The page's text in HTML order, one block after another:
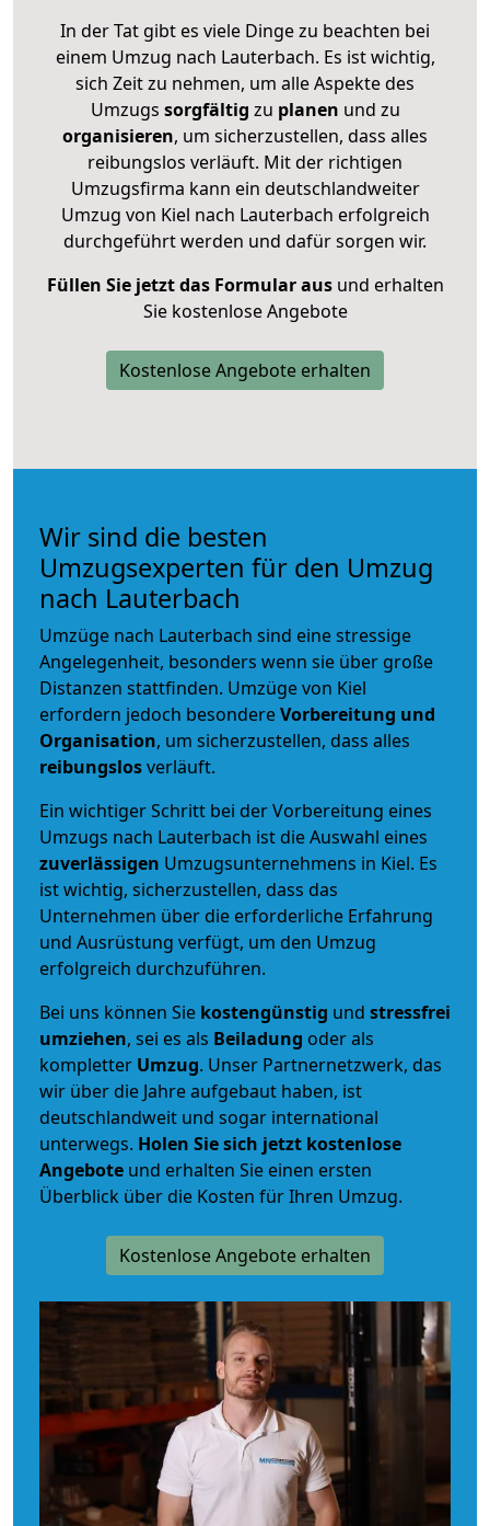
In der Tat gibt es viele Dinge zu beachten bei
einem Umzug nach Lauterbach. Es ist wichtig,
sich Zeit zu nehmen, um alle Aspekte des
Umzugs sorgfältig zu planen und zu
organisieren, um sicherzustellen, dass alles
reibungslos verläuft. Mit der richtigen
Umzugsfirma kann ein deutschlandweiter
Umzug von Kiel nach Lauterbach erfolgreich
durchgeführt werden und dafür sorgen wir.
Füllen Sie jetzt das Formular ausund erhalten
Sie kostenlose Angebote
Kostenlose Angebote erhalten
Wir sind die besten
Umzugsexperten für den Umzug
nach Lauterbach
Umzüge nach Lauterbach sind eine stressige
Angelegenheit, besonders wenn sie über große
Distanzen stattfinden. Umzüge von Kiel
erfordern jedoch besondereVorbereitung und
Organisation, um sicherzustellen, dass alles
reibungslosverläuft.
Ein wichtiger Schritt bei der Vorbereitung eines
Umzugs nach Lauterbach ist die Auswahl eines
zuverlässigen Umzugsunternehmens in Kiel. Es
ist wichtig, sicherzustellen, dass das
Unternehmen über die erforderliche Erfahrung
und Ausrüstung verfügt, um den Umzug
erfolgreich durchzuführen.
Bei uns können Sie kostengünstig und stressfrei
umziehen, sei es als Beiladung oder als
kompletter Umzug. Unser Partnernetzwerk, das
wir über die Jahre aufgebaut haben, ist
deutschlandweit und sogar international
unterwegs. Holen Sie sich jetzt kostenlose
Angebote und erhalten Sie einen ersten
Überblick über die Kosten für Ihren Umzug.
Kostenlose Angebote erhalten